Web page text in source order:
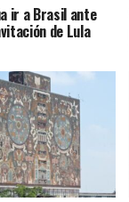
ir a Brasil ante
de Lula